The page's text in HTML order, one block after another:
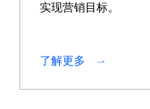
实现营销目标。
了解更多